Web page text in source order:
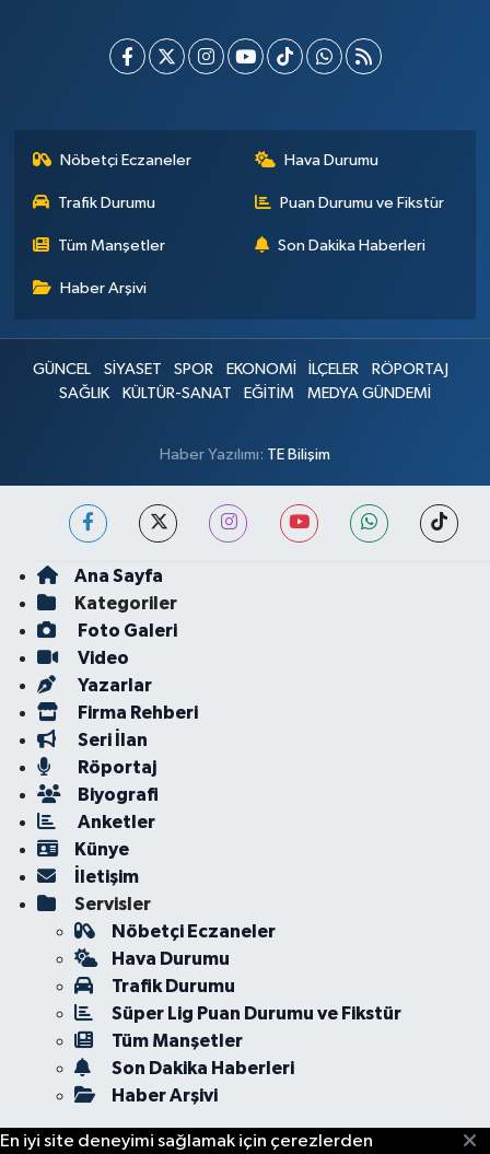
Nöbetçi Eczaneler Hava Durumu
Trafik Durumu Puan Durumu ve Fikstür
Tüm Manşetler Son Dakika Haberleri
Haber Arşivi
GÜNCEL SİYASET SPOR EKONOMİ İLÇELER
RÖPORTAJ
SAĞLIK
KÜLTÜR-SANAT EĞİTİM MEDYA GÜNDEMİ
Haber Yazılımı: TE Bilişim
Ana Sayfa
Kategoriler
Foto Galeri
Video
Yazarlar
Firma Rehberi
Seri İlan
Röportaj
Biyografi
Anketler
Künye
İletişim
Servisler
Nöbetçi Eczaneler
Hava Durumu
Trafik Durumu
Süper Lig Puan Durumu ve Fikstür
Tüm Manşetler
Son Dakika Haberleri
Haber Arşivi
En iyi site deneyimi sağlamak için çerezlerden